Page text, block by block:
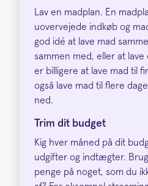
Lav en madplan. En
uovervejede indkøb og
god idé at lave mad
sammen med, eller at
er billigere at lave mad til
også lave mad til flere
ned.
Trim dit budget
Kig hver måned på dit
udgifter og indtægter.
penge på noget, som du